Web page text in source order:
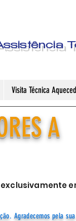
Visita Técnica
A
Agradecemos pela